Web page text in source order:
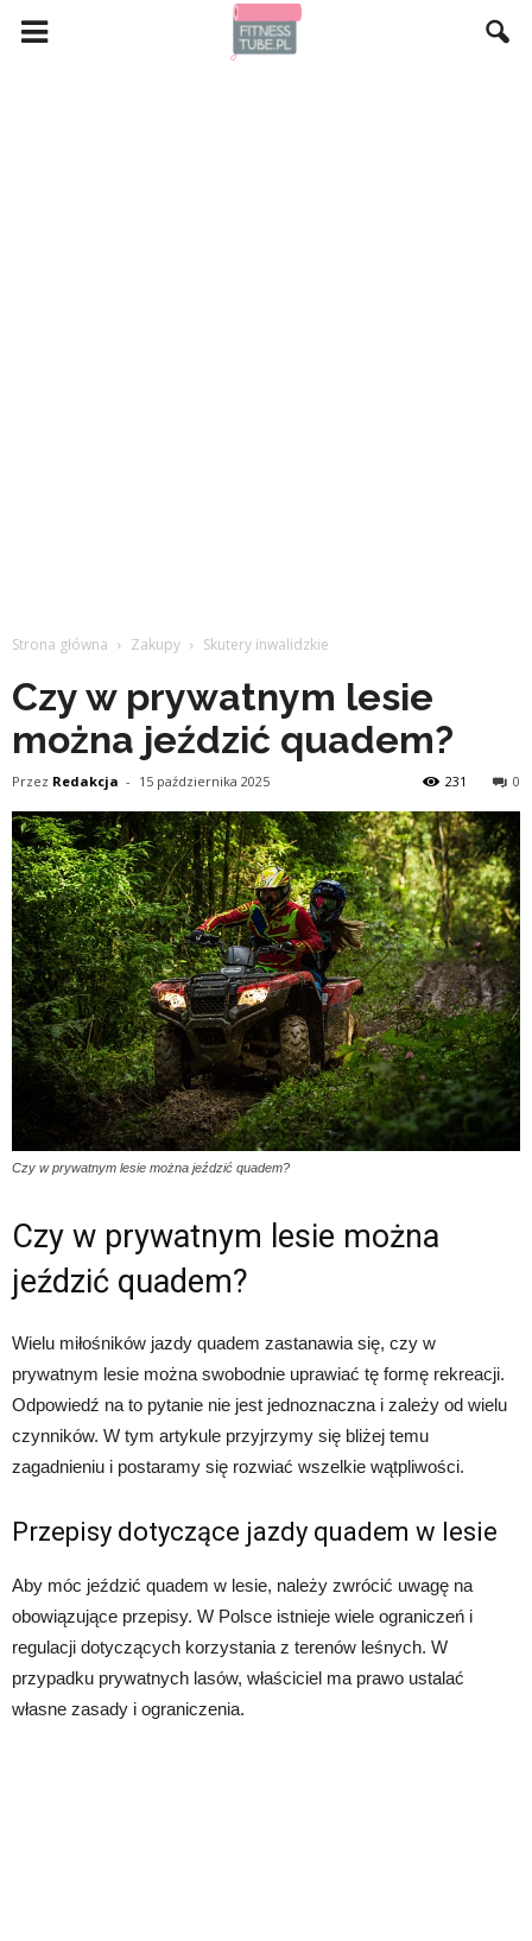
Strona główna Zakupy Skutery inwalidzkie
Czy w prywatnym lesie
można jeździć quadem?
Przez Redakcja - 15 października 2025 0
231
Czy w prywatnym lesie można jeździć quadem?
Czy w prywatnym lesie można
jeździć quadem?
Wielu miłośników jazdy quadem zastanawia się, czy w
prywatnym lesie można swobodnie uprawiać tę formę rekreacji.
Odpowiedź na to pytanie nie jest jednoznaczna i zależy od wielu
czynników. W tym artykule przyjrzymy się bliżej temu
zagadnieniu i postaramy się rozwiać wszelkie wątpliwości.
Przepisy dotyczące jazdy quadem w lesie
Aby móc jeździć quadem w lesie, należy zwrócić uwagę na
obowiązujące przepisy. W Polsce istnieje wiele ograniczeń i
regulacji dotyczących korzystania z terenów leśnych. W
przypadku prywatnych lasów, właściciel ma prawo ustalać
własne zasady i ograniczenia.